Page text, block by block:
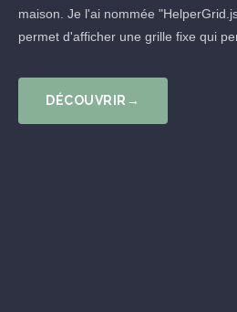
maison. Je l'ai nommée
permet d'afficher une grille fixe qui
DÉCOUVRIR →